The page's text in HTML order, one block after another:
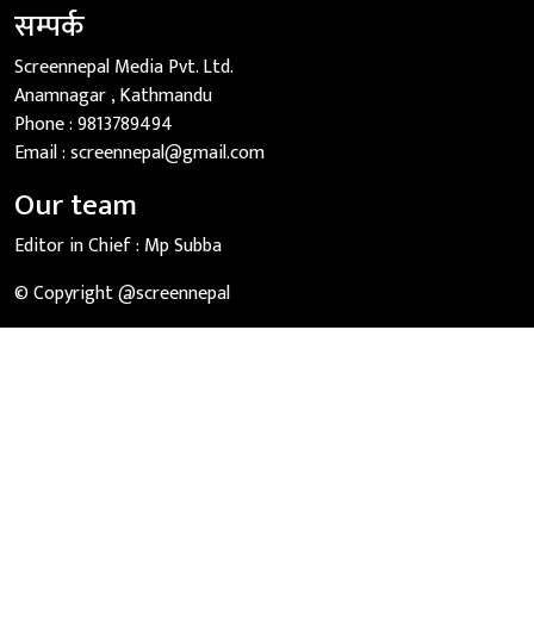
सम्पर्क
Screennepal Media Pvt. Ltd.
Anamnagar , Kathmandu
Phone :9813789494
Email :screennepal@gmail.com
Our team
Editor in Chief : Mp Subba
© Copyright @screennepal